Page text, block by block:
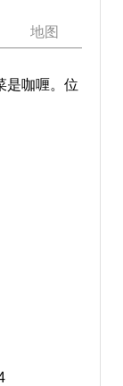
地图
是咖喱。位